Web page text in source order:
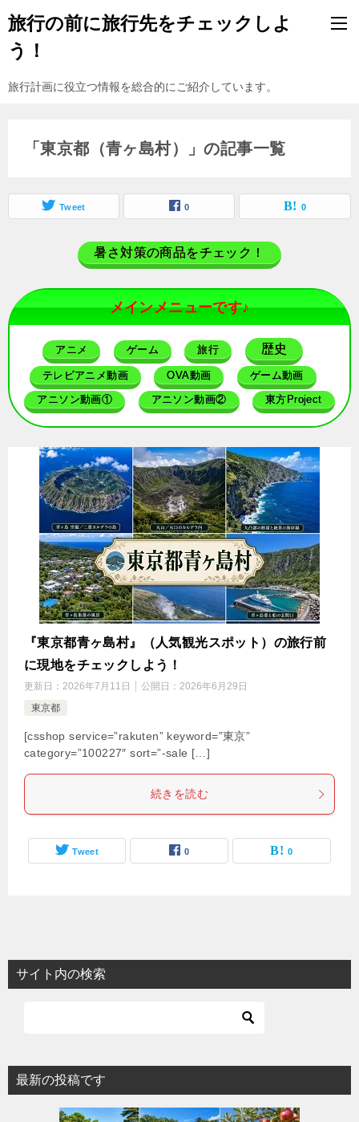
旅行の前に旅行先をチェックしよ
う！
旅行計画に役立つ情報を総合的にご紹介しています。
「東京都（青ヶ島村）」の記事一覧
Tweet 0 0
暑さ対策の商品をチェック！
メインメニューです♪
アニメ ゲーム 旅行 歴史
テレビアニメ動画 OVA動画 ゲーム動画
アニソン動画① アニソン動画② 東方Project
『東京都青ヶ島村』（人気観光スポット）の旅行前
に現地をチェックしよう！
更新日： 2026年7月11日 公開日： 2026年6月29日
東京都
[csshop service=”rakuten” keyword=”東京”
category=”100227″ sort=”-sale […]
続きを読む
Tweet 0 0
サイト内の検索
最新の投稿です